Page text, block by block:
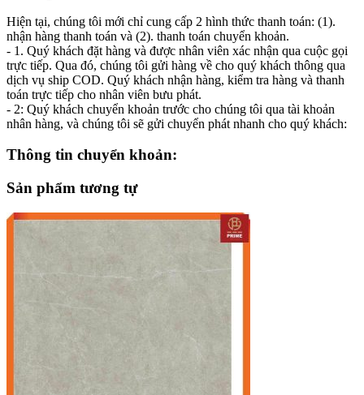
Hiện tại, chúng tôi mới chỉ cung cấp 2 hình thức thanh toán: (1).
nhận hàng thanh toán và (2). thanh toán chuyển khoản.
- 1. Quý khách đặt hàng và được nhân viên xác nhận qua cuộc gọi
trực tiếp. Qua đó, chúng tôi gửi hàng về cho quý khách thông qua
dịch vụ ship COD. Quý khách nhận hàng, kiểm tra hàng và thanh
toán trực tiếp cho nhân viên bưu phát.
- 2: Quý khách chuyển khoản trước cho chúng tôi qua tài khoản
nhân hàng, và chúng tôi sẽ gửi chuyển phát nhanh cho quý khách:
Thông tin chuyển khoản:
Sản phẩm tương tự